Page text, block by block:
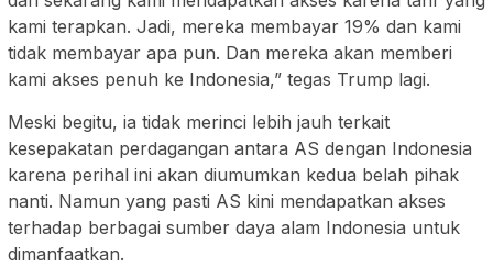
kami terapkan. Jadi, mereka membayar 19% dan kami
tidak membayar apa pun. Dan mereka akan memberi
kami akses penuh ke Indonesia,” tegas Trump lagi.
Meski begitu, ia tidak merinci lebih jauh terkait
kesepakatan perdagangan antara AS dengan Indonesia
karena perihal ini akan diumumkan kedua belah pihak
nanti. Namun yang pasti AS kini mendapatkan akses
terhadap berbagai sumber daya alam Indonesia untuk
dimanfaatkan.